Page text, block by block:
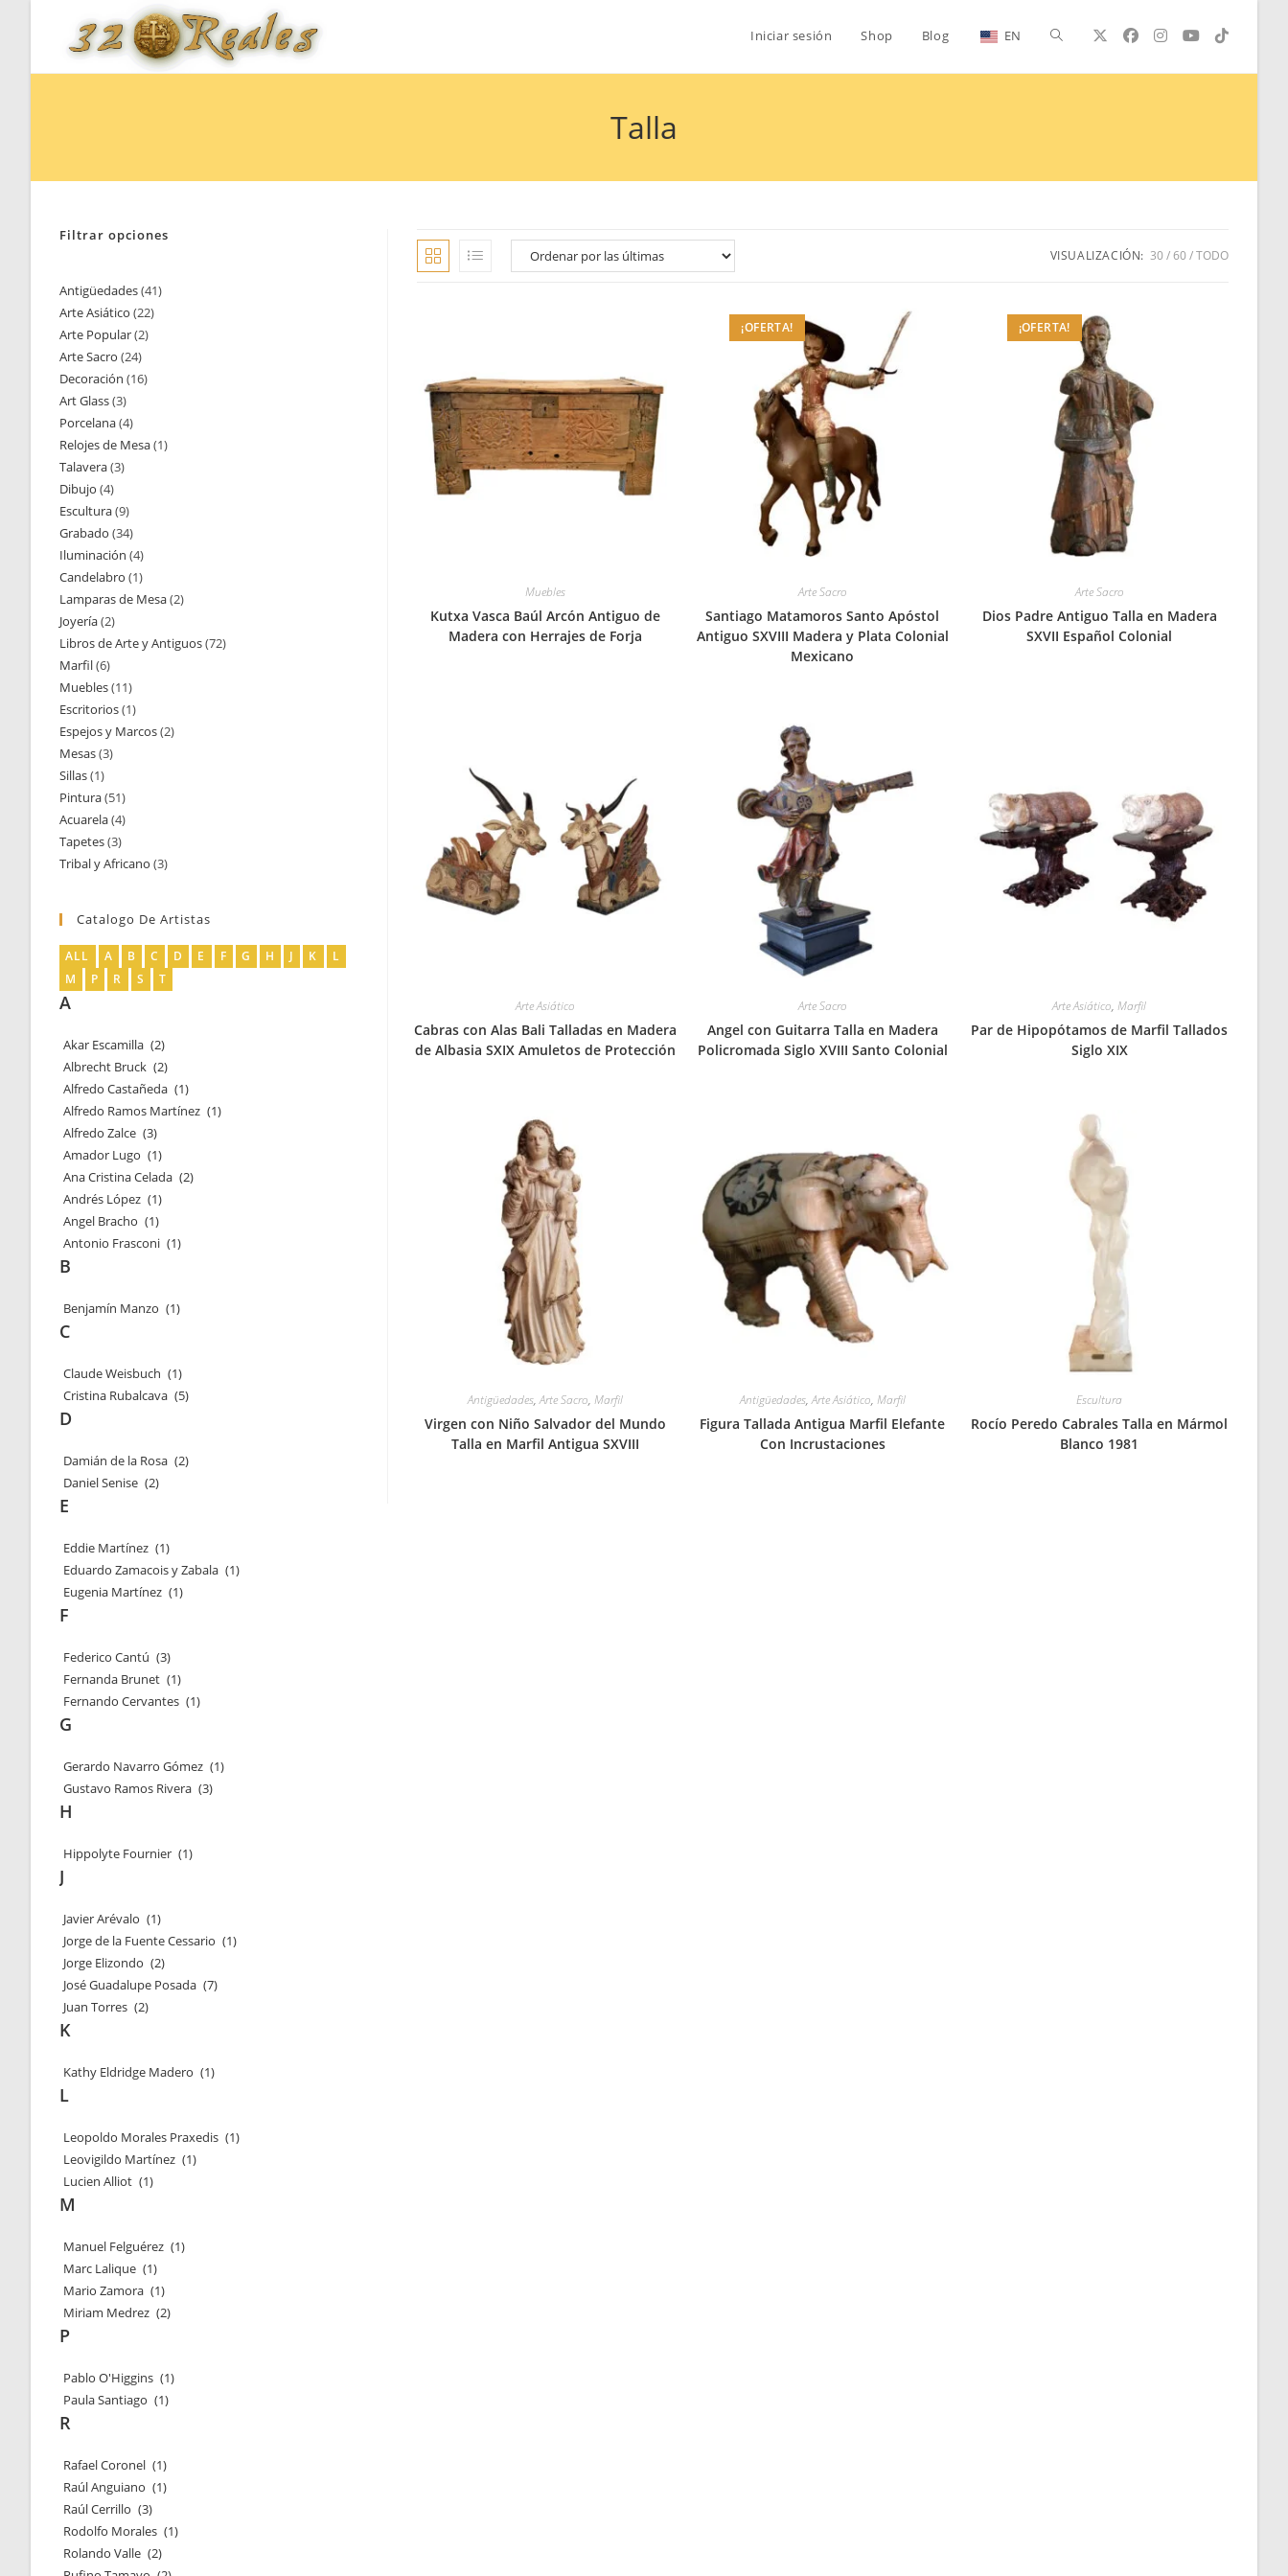
Iniciar sesión Shop Blog EN Alternar
de
la
web
Talla
VISUALIZACIÓN: 30 60 TODO
Muebles
Kutxa Vasca Baúl Arcón Antiguo de
Madera con Herrajes de Forja
¡OFERTA!
Arte Sacro
Santiago Matamoros Santo Apóstol
Antiguo SXVIII Madera y Plata Colonial
Mexicano
¡OFERTA!
Arte Sacro
Dios Padre Antiguo Talla en Madera
SXVII Español Colonial
Arte Asiático
Cabras con Alas Bali Talladas en Madera
de Albasia SXIX Amuletos de Protección
Arte Sacro
Angel con Guitarra Talla en Madera
Policromada Siglo XVIII Santo Colonial
Arte Asiático,Marfil
Par de Hipopótamos de Marfil Tallados
Siglo XIX
Antigüedades,Arte Sacro,Marfil
Virgen con Niño Salvador del Mundo
Talla en Marfil Antigua SXVIII
Antigüedades,Arte Asiático, Marfil
Figura Tallada Antigua Marfil Elefante
Con Incrustaciones
Escultura
Rocío Peredo Cabrales Talla en Mármol
Blanco 1981
Filtrar opciones
Antigüedades 4141
Arte Asiático 2222
Arte Popular 22
Arte Sacro 2424
productos
Decoración 1616
Art Glass 33
productos
Porcelana 44
productos
Relojes de Mesa 11
Talavera 33
Dibujo 44
productos
Escultura 99
productos
Grabado 3434
productos
Iluminación 44
productos
Candelabro 11
producto
Lamparas de Mesa 22
Joyería 22
productos
Libros de Arte y Antiguos 7272
Marfil 66
productos
Muebles 1111
productos
Escritorios 11
producto
Espejos y Marcos 22
Mesas 33
Sillas 11
producto
Pintura 5151
productos
Acuarela 44
productos
Tapetes 33
productos
Tribal y Africano 33
Catalogo De Artistas
ALL A B C D E F G H J K
L
M
P R S T
A
Akar Escamilla (2)
Albrecht Bruck (2)
Alfredo Castañeda (1)
Alfredo Ramos Martínez (1)
Alfredo Zalce (3)
Amador Lugo (1)
Ana Cristina Celada (2)
Andrés López (1)
Angel Bracho (1)
Antonio Frasconi (1)
B
Benjamín Manzo (1)
C
Claude Weisbuch (1)
Cristina Rubalcava (5)
D
Damián de la Rosa (2)
Daniel Senise (2)
E
Eddie Martínez (1)
Eduardo Zamacois y Zabala (1)
Eugenia Martínez (1)
F
Federico Cantú (3)
Fernanda Brunet (1)
Fernando Cervantes (1)
G
Gerardo Navarro Gómez (1)
Gustavo Ramos Rivera (3)
H
Hippolyte Fournier (1)
J
Javier Arévalo (1)
Jorge de la Fuente Cessario (1)
Jorge Elizondo (2)
José Guadalupe Posada (7)
Juan Torres (2)
K
Kathy Eldridge Madero (1)
L
Leopoldo Morales Praxedis (1)
Leovigildo Martínez (1)
Lucien Alliot (1)
M
Manuel Felguérez (1)
Marc Lalique (1)
Mario Zamora (1)
Miriam Medrez (2)
P
Pablo O'Higgins (1)
Paula Santiago (1)
R
Rafael Coronel (1)
Raúl Anguiano (1)
Raúl Cerrillo (3)
Rodolfo Morales (1)
Rolando Valle (2)